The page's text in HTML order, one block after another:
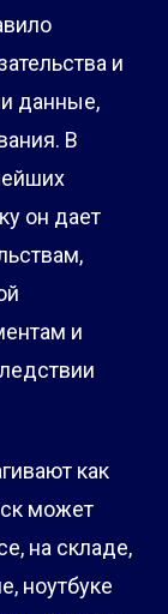
и
данные,
В
он дает
и
как
может
на складе,
ноутбуке